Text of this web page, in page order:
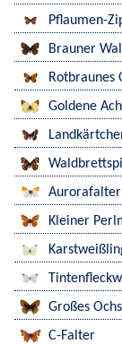
Pflaumen-
Brauner
Rotbraunes
Goldene
Aurorafalter
Kleiner
Großes
C-Falter